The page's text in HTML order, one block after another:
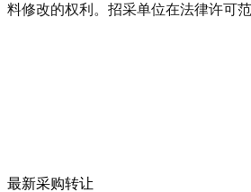
料修改的权利。招采单位在法律许可
最新采购转让